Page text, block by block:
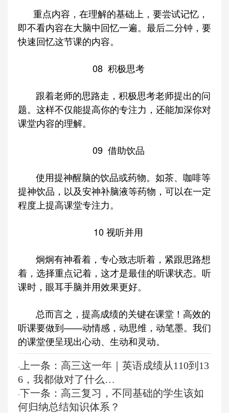
重点内容，在理解的基础上，要尝试记忆，
即不看内容在大脑中回忆一遍。最后二分钟，要
快速回忆这节课的内容。
08 积极思考
跟着老师的思路走，积极思考老师提出的问
题。这样不仅能提高你的专注力，还能加深你对
课堂内容的理解。
09 借助饮品
使用提神醒脑的饮品或药物。如茶、‌咖啡等
提神饮品，‌以及安神补脑液等药物，‌可以在一定
程度上提高课堂专注力。‌
10视听并用
炯炯有神看着，专心致志听着，紧跟思路想
着，选择重点记着，这才是最佳的听课状态。听
课时，眼耳手脑并用效果更好。
总而言之，提高成绩的关键在课堂！高效的
听课要做到——动情感，动思维，动笔墨。我们
的课堂便呈现出心动、生动和灵动。
· 上一条：高三这一年｜英语成绩从110到13
6，我都做对了什么…
·下一条：高三复习，不同基础的学生该如
何归纳总结知识体系？